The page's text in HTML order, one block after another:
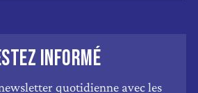
INFORMÉ
quotidienne avec les